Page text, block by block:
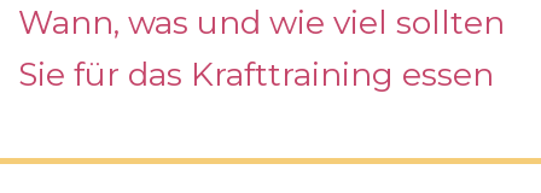
Wann, was und wie viel sollten
Sie für das Krafttraining essen